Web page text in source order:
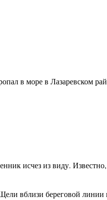
в море в Лазаревском
исчез из виду.
вблизи береговой